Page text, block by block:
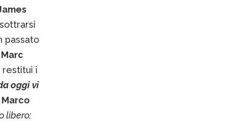
passato
restituì i
oggi vi
libero;